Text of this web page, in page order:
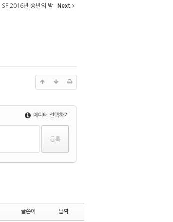
SF 2016년 송년의 밤 Next
에디터 선택하기
글쓴이 날짜